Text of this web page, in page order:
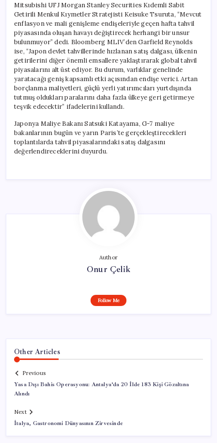
Mitsubishi UFJ Morgan Stanley Securities Kıdemli Sabit
Getirili Menkul Kıymetler Stratejisti Keisuke Tsuruta, “Mevcut
enflasyon ve mali genişleme endişeleriyle geçen hafta tahvil
piyasasında oluşan havayı değiştirecek herhangi bir unsur
bulunmuyor” dedi. Bloomberg MLIV’den Garfield Reynolds
ise, “Japon devlet tahvillerinde hızlanan satış dalgası, ülkenin
getirilerini diğer önemli emsallere yaklaştırarak global tahvil
piyasalarını alt üst ediyor. Bu durum, varlıklar genelinde
yaratacağı geniş kapsamlı etki açısından endişe verici. Artan
borçlanma maliyetleri, güçlü yerli yatırımcıları yurtdışında
tutmuş oldukları paralarını daha fazla ülkeye geri getirmeye
teşvik edecektir” ifadelerini kullandı.
Japonya Maliye Bakanı Satsuki Katayama, G-7 maliye
bakanlarının bugün ve yarın Paris’te gerçekleştirecekleri
toplantılarda tahvil piyasalarındaki satış dalgasını
değerlendireceklerini duyurdu.
Author
Onur Çelik
Follow Me
Other Articles
Previous
Yasa Dışı Bahis Operasyonu: Antalya’da 20 İlde 183 Kişi Gözaltına
Alındı
Next
İtalya, Gastronomi Dünyasının Zirvesinde